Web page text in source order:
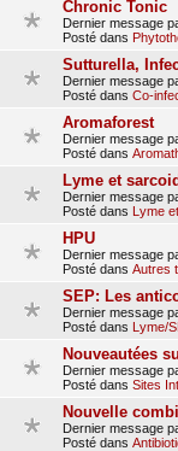
Chronic Tonic
Dernier message
Posté dans
Sutturella,
Dernier message
Posté dans Co-
Aromaforest
Dernier message
Posté dans
Lyme et
Dernier message
Posté dans Lyme
HPU
Dernier message
Posté dans Autres
SEP: Les
Dernier message
Posté dans Lyme/
Nouveautées
Dernier message
Posté dans Sites
Nouvelle
Dernier message
Posté dans